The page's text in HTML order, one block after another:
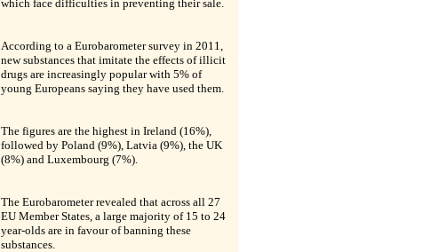
which face difficulties in preventing their sale.
According to a Eurobarometer survey in 2011,
new substances that imitate the effects of illicit
drugs are increasingly popular with 5% of
young Europeans saying they have used them.
The figures are the highest in Ireland (16%),
followed by Poland (9%), Latvia (9%), the UK
(8%) and Luxembourg (7%).
The Eurobarometer revealed that across all 27
EU Member States, a large majority of 15 to 24
year-olds are in favour of banning these
substances.